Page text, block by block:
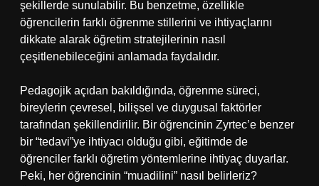
şekillerde sunulabilir. Bu benzetme, özellikle
öğrencilerin farklı öğrenme stillerini ve ihtiyaçlarını
dikkate alarak öğretim stratejilerinin nasıl
çeşitlenebileceğini anlamada faydalıdır.
Pedagojik açıdan bakıldığında, öğrenme süreci,
bireylerin çevresel, bilişsel ve duygusal faktörler
tarafından şekillendirilir. Bir öğrencinin Zyrtec’e benzer
bir “tedavi”ye ihtiyacı olduğu gibi, eğitimde de
öğrenciler farklı öğretim yöntemlerine ihtiyaç duyarlar.
Peki, her öğrencinin “muadilini” nasıl belirleriz?